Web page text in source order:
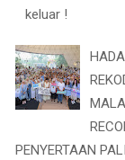
keluar !
PENYERTAAN